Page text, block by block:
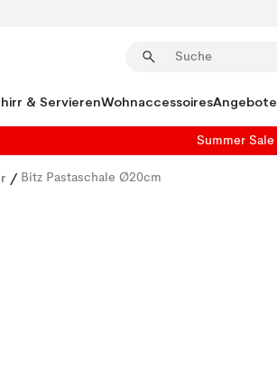
& ServierenWohnaccessoiresAngebote
Summer Sale
/ Bitz Pastaschale Ø20cm